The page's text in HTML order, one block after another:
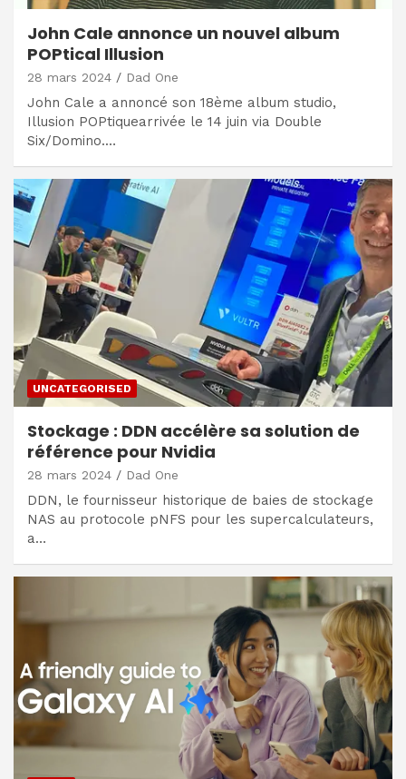
John Cale annonce un nouvel album
POPtical Illusion
28 mars 2024 Dad One
John Cale a annoncé son 18ème album studio,
Illusion POPtiquearrivée le 14 juin via Double
Six/Domino.…
UNCATEGORISED
Stockage : DDN accélère sa solution de
référence pour Nvidia
28 mars 2024 Dad One
DDN, le fournisseur historique de baies de stockage
NAS au protocole pNFS pour les supercalculateurs,
a…